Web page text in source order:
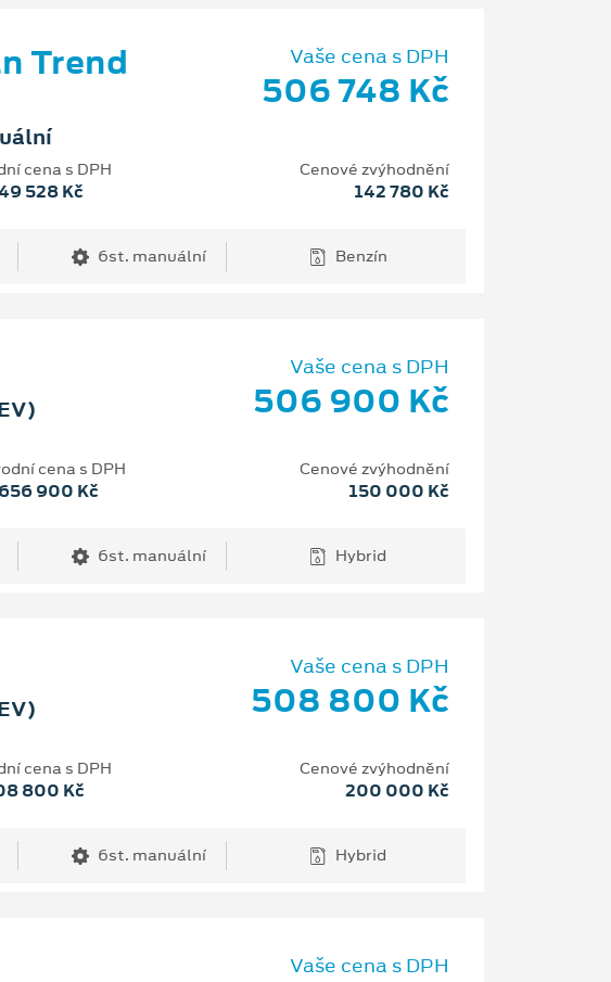
Trend
Vaše cena s DPH
506 748 Kč
cena s DPH
528 Kč
Cenové zvýhodnění
142 780 Kč
6st. manuální Benzín
Vaše cena s DPH
506 900 Kč
cena s DPH
656 900 Kč
Cenové zvýhodnění
150 000 Kč
6st. manuální Hybrid
Vaše cena s DPH
508 800 Kč
cena s DPH
800 Kč
Cenové zvýhodnění
200 000 Kč
6st. manuální Hybrid
Vaše cena s DPH